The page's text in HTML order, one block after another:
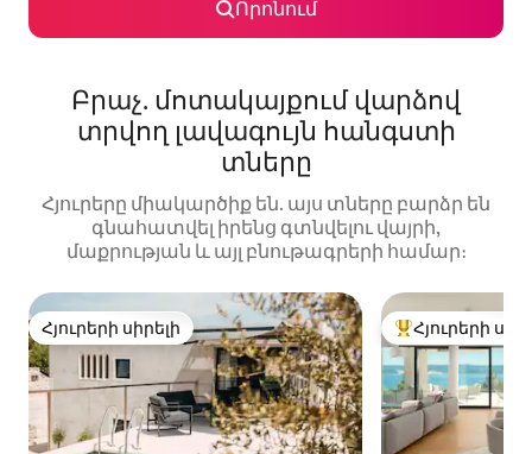
Որոնում
Բրաչ. մոտակայքում վարձով
տրվող լավագույն հանգստի
տները
Հյուրերը միակարծիք են. այս տները բարձր են
գնահատվել իրենց գտնվելու վայրի,
մաքրության և այլ բնութագրերի համար։
Հյուրերի սիրելի
Հյուրերի սիրելի Հյուրերի
Հյուրերի